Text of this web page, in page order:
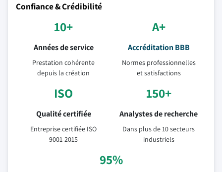
Confiance & Crédibilité
10+
Années de service
Prestation cohérente
depuis la création
A+
Accréditation BBB
Normes professionnelles
et satisfactions
ISO
Qualité certifiée
Entreprise certifiée ISO
9001-2015
150+
Analystes de recherche
Dans plus de 10 secteurs
industriels
95%